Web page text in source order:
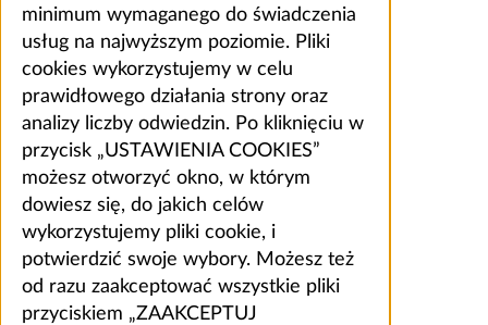
minimum wymaganego do świadczenia
usług na najwyższym poziomie. Pliki
cookies wykorzystujemy w celu
prawidłowego działania strony oraz
analizy liczby odwiedzin. Po kliknięciu w
przycisk „USTAWIENIA COOKIES”
możesz otworzyć okno, w którym
dowiesz się, do jakich celów
wykorzystujemy pliki cookie, i
potwierdzić swoje wybory. Możesz też
od razu zaakceptować wszystkie pliki
przyciskiem „ZAAKCEPTUJ